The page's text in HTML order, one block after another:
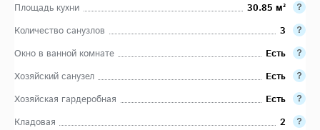
Площадь кухни
30.85 м²
Количество санузлов
3
Окно в ванной комнате
Есть
Хозяйский санузел
Есть
Хозяйская гардеробная
Есть
Кладовая
2